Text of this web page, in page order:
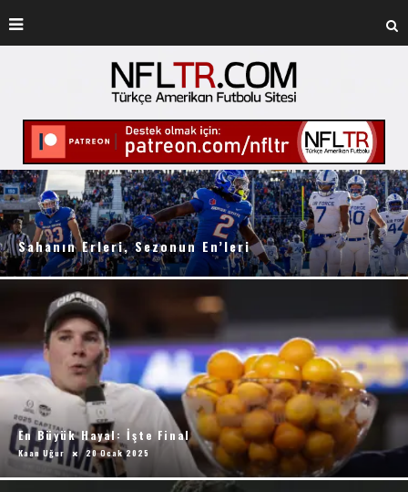
Sahanın Erleri, Sezonun En’leri
En Büyük Hayal: İşte Final
Kaan Uğur 20 Ocak 2025